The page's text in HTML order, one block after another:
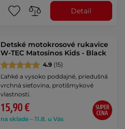
Detail
Detské motokrosové rukavice
W-TEC Matosinos Kids - Black
4.9 (15)
Ľahké a vysoko poddajné, priedušná
vrchná sieťovina, protišmykové
vlastnosti.
15,90 €
na sklade – 11.8. u Vás
SUPER
CENA